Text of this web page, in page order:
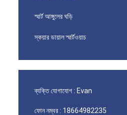
স্মার্ট আঙ্গুলের ঘড়ি
স্কয়ার ডায়াল স্মার্টওয়াচ
ব্যক্তি যোগাযোগ : Evan
ফোন নম্বর : 18664982235